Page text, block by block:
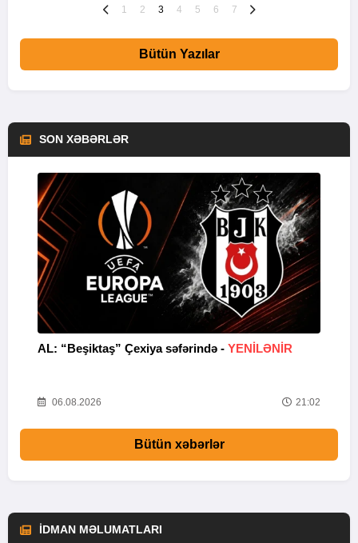
1 2 3 4 5 6 7
Bütün Yazılar
SON XƏBƏRLƏR
AL: “Beşiktaş” Çexiya səfərində - YENİLƏNİR
06.08.2026 21:02
Bütün xəbərlər
İDMAN MƏLUMATLARI